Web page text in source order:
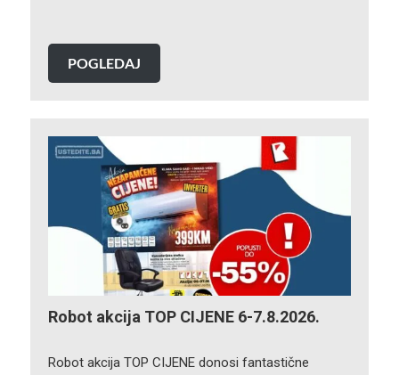
POGLEDAJ
Robot akcija TOP CIJENE 6-7.8.2026.
Robot akcija TOP CIJENE donosi fantastične